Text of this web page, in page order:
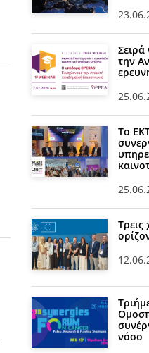
την
Το
Τρεις
νόσο